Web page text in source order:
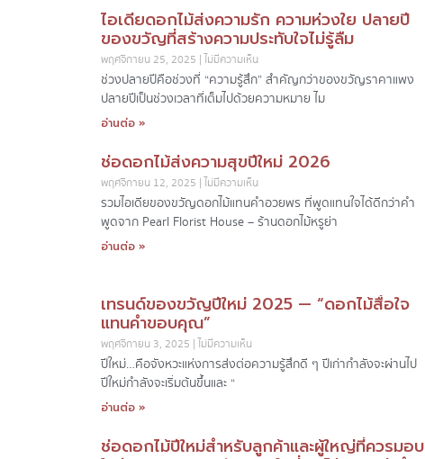
ไอเดียดอกไม้ส่งความรัก ความห่วงใย ปลายปี
ของขวัญที่สร้างความประทับใจไม่รู้ลืม
พฤศจิกายน 25, 2025 ไม่มีความเห็น
ช่วงปลายปีคือช่วงที่ “ความรู้สึก” สำคัญกว่าของขวัญราคาแพง
ปลายปีเป็นช่วงเวลาที่เต็มไปด้วยความหมาย ไม
อ่านต่อ »
ช่อดอกไม้ส่งความสุขปีใหม่ 2026
พฤศจิกายน 12, 2025 ไม่มีความเห็น
รวมไอเดียของขวัญดอกไม้แทนคำอวยพร ที่พูดแทนใจได้ดีกว่าคำ
พูดจาก Pearl Florist House – ร้านดอกไม้หรูย่า
อ่านต่อ »
เทรนด์ของขวัญปีใหม่ 2025 — “ดอกไม้สื่อใจ
แทนคำขอบคุณ”
พฤศจิกายน 3, 2025 ไม่มีความเห็น
ปีใหม่…คือจังหวะแห่งการส่งต่อความรู้สึกดี ๆ ปีเก่ากำลังจะผ่านไป
ปีใหม่กำลังจะเริ่มต้นขึ้นและ “
อ่านต่อ »
ช่อดอกไม้ปีใหม่สำหรับลูกค้าและผู้ใหญ่ที่ควรมอบ